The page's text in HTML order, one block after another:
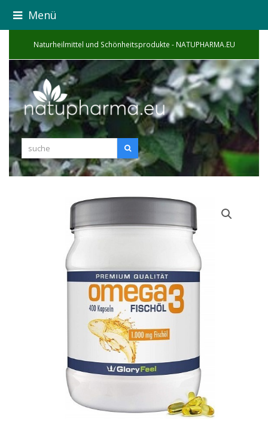
Menü
Naturheilmittel und Schönheitsprodukte - NATUPHARMA.EU
sucheSuche